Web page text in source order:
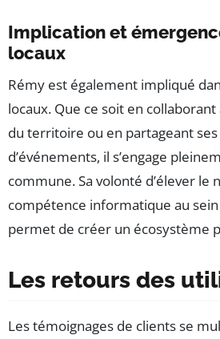
Implication et
locaux
Rémy est également impliqué
locaux. Que ce soit en collaborant
du territoire ou en partageant
d’événements, il s’engage
commune. Sa volonté d’élever le
compétence informatique au
permet de créer un écosystème
Les retours des
Les témoignages de clients se